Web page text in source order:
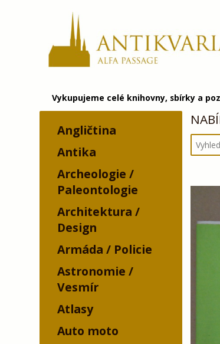
Vykupujeme celé knihovny, sbírky a
Angličtina
Antika
Archeologie /
Paleontologie
Architektura /
Design
Armáda / Policie
Astronomie /
Vesmír
Atlasy
Auto moto